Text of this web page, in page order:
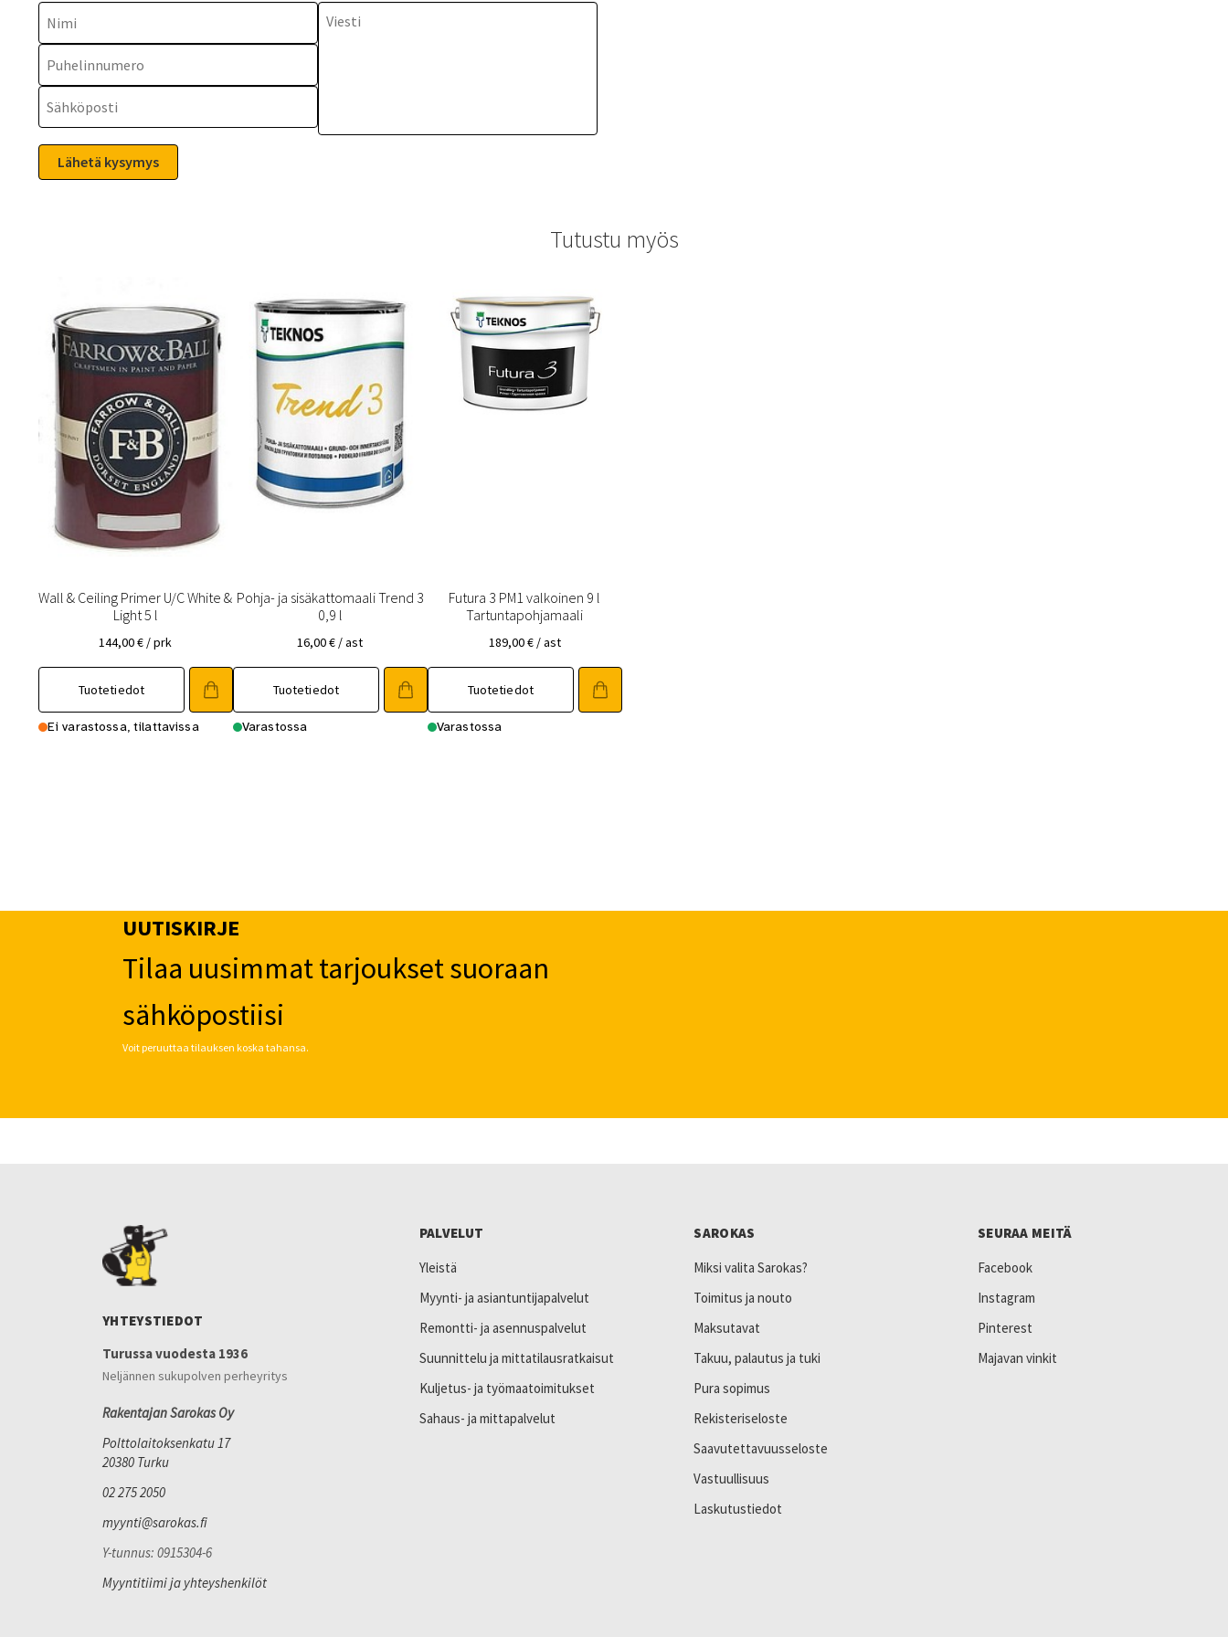
Tutustu myös
Wall & Ceiling Primer U/C White &
Light 5 l
144,00€ / prk
Tuotetiedot
Ei varastossa, tilattavissa
Pohja- ja sisäkattomaali Trend 3
0,9 l
16,00€ / ast
Tuotetiedot
Varastossa
Futura 3 PM1 valkoinen 9 l
Tartuntapohjamaali
189,00€ / ast
Tuotetiedot
Varastossa
UUTISKIRJE
Tilaa uusimmat tarjoukset suoraan
sähköpostiisi
Voit peruuttaa tilauksen koska tahansa.
YHTEYSTIEDOT
Turussa vuodesta 1936
Neljännen sukupolven perheyritys
Rakentajan Sarokas Oy
Polttolaitoksenkatu 17
20380 Turku
02 275 2050
myynti@sarokas.fi
Y-tunnus: 0915304-6
Myyntitiimi ja yhteyshenkilöt
PALVELUT
Yleistä
Myynti- ja asiantuntijapalvelut
Remontti- ja asennuspalvelut
Suunnittelu ja mittatilausratkaisut
Kuljetus- ja työmaatoimitukset
Sahaus- ja mittapalvelut
SAROKAS
Miksi valita Sarokas?
Toimitus ja nouto
Maksutavat
Takuu, palautus ja tuki
Pura sopimus
Rekisteriseloste
Saavutettavuusseloste
Vastuullisuus
Laskutustiedot
SEURAA MEITÄ
Facebook
Instagram
Pinterest
Majavan vinkit